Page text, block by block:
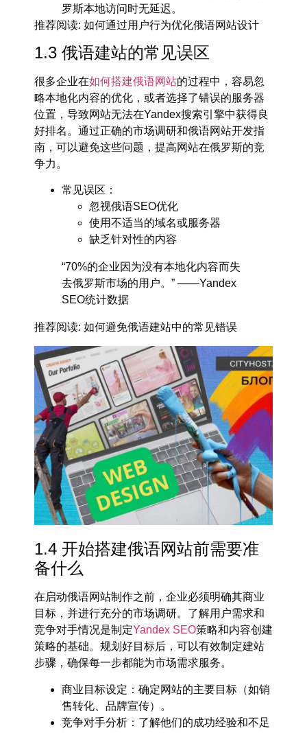
罗斯本地访问时无延迟。
推荐阅读: 如何通过用户行为优化俄语网站设计
1.3 俄语建站的常见误区
很多企业在如何搭建俄语网站的过程中，容易忽
略本地化内容的优化，或者选择了错误的服务器
位置，导致网站无法在Yandex搜索引擎中获得良
好排名。通过正确的市场调研和俄语网站开发指
南 ，可以避免这些问题，提高网站在俄罗斯的竞
争力。
常见误区：
忽视俄语SEO优化
使用不适当的域名或服务器
缺乏针对性的内容
“70%的企业因为没有本地化内容而失
去俄罗斯市场的用户。” ——Yandex
SEO统计数据
推荐阅读: 如何避免俄语建站中的常见错误
1.4 开始搭建俄语网站前需要准
备什么
在启动俄语网站制作之前，企业必须明确其商业
目标，并进行充分的市场调研。了解用户需求和
竞争对手情况是制定Yandex SEO策略和内容创建
策略的基础。规划好目标后，可以有效制定建站
步骤，确保每一步都能为市场需求服务。
商业目标设定 ：确定网站的主要目标（如销
售转化、品牌宣传）。
竞争对手分析 ：了解他们的成功经验和不足